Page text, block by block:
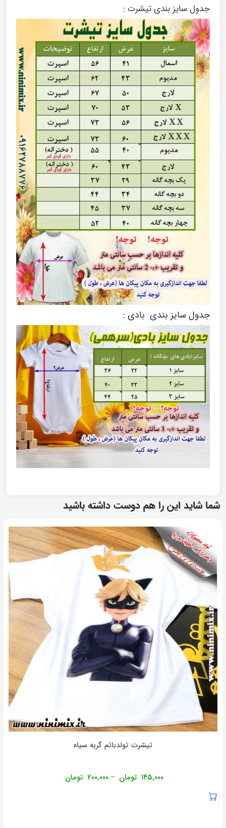
جدول سایز بندی تیشرت :
جدول سایز بندی بادی :
شما شاید این را هم دوست داشته باشید
تیشرت تولدباتم گربه سیاه
۱۴۵,۰۰۰ تومان – ۲۰۰,۰۰۰ تومان